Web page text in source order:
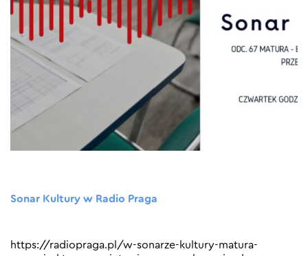
Sonar Kultury w Radio Praga
https://radiopraga.pl/w-sonarze-kultury-matura-